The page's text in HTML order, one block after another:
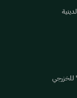
للخزرجي